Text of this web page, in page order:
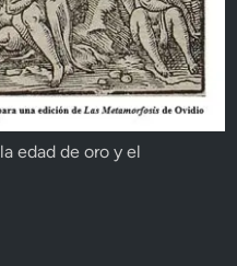
edad de oro y el